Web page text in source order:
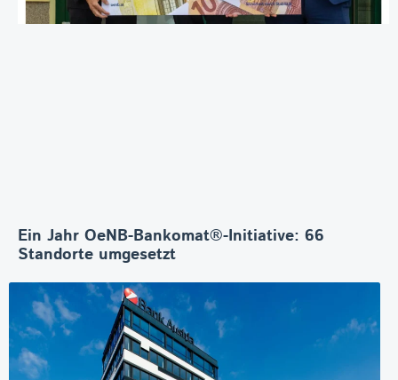
Ein Jahr OeNB-Bankomat®-Initiative: 66
Standorte umgesetzt